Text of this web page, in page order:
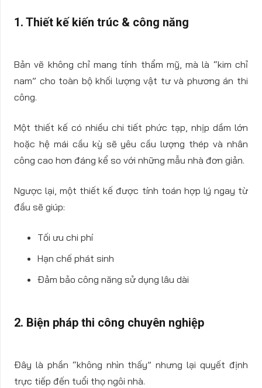
1. Thiết kế kiến trúc & công năng
Bản vẽ không chỉ mang tính thẩm mỹ, mà là “kim chỉ
nam” cho toàn bộ khối lượng vật tư và phương án thi
công.
Một thiết kế có nhiều chi tiết phức tạp, nhịp dầm lớn
hoặc hệ mái cầu kỳ sẽ yêu cầu lượng thép và nhân
công cao hơn đáng kể so với những mẫu nhà đơn giản.
Ngược lại, một thiết kế được tính toán hợp lý ngay từ
đầu sẽ giúp:
Tối ưu chi phí
Hạn chế phát sinh
Đảm bảo công năng sử dụng lâu dài
2. Biện pháp thi công chuyên nghiệp
Đây là phần “không nhìn thấy” nhưng lại quyết định
trực tiếp đến tuổi thọ ngôi nhà.